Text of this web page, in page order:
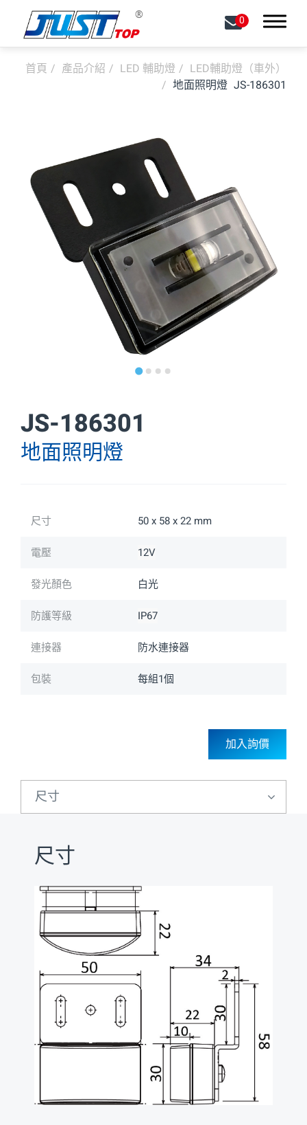
0
首頁 產品介紹 LED 輔助燈
LED輔助燈（車外）
地面照明燈 JS-186301
JS-186301
地面照明燈
尺寸 50 x 58 x 22 mm
電壓 12V
發光顏色 白光
防護等級 IP67
連接器 防水連接器
包裝 每組1個
加入詢價
尺寸
尺寸
搜尋
產品介紹
全部
LED 前燈
LED 皮卡車燈
電氣和電子產品